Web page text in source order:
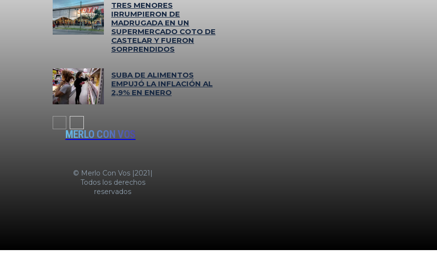
TRES MENORES
IRRUMPIERON DE
MADRUGADA EN UN
SUPERMERCADO COTO DE
CASTELAR Y FUERON
SORPRENDIDOS
SUBA DE ALIMENTOS
EMPUJÓ LA INFLACIÓN AL
2,9% EN ENERO
MERLO CON VOS
© Merlo Con Vos |2021|
Todos los derechos
reservados